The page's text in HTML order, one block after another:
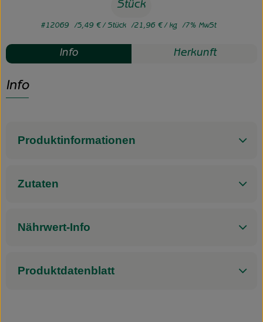
Stück
#12069 5,49 €/ Stück 21,96 €/ kg 7% MwSt
Info Herkunft
Info
Produktinformationen
Zutaten
Nährwert-Info
Produktdatenblatt